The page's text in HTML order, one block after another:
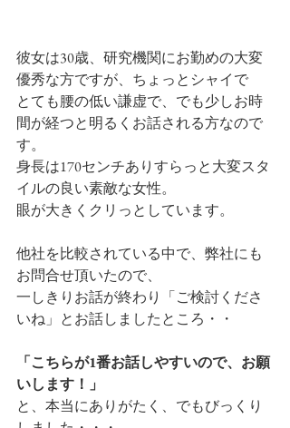
彼女は30歳、研究機関にお勤めの大変
優秀な方ですが、ちょっとシャイで
とても腰の低い謙虚で、でも少しお時
間が経つと明るくお話される方なので
す。
身長は170センチありすらっと大変スタ
イルの良い素敵な女性。
眼が大きくクリっとしています。
他社を比較されている中で、弊社にも
お問合せ頂いたので、
一しきりお話が終わり「ご検討くださ
いね」とお話しましたところ・・
「こちらが1番お話しやすいので、お願
いします！」
と、本当にありがたく、でもびっくり